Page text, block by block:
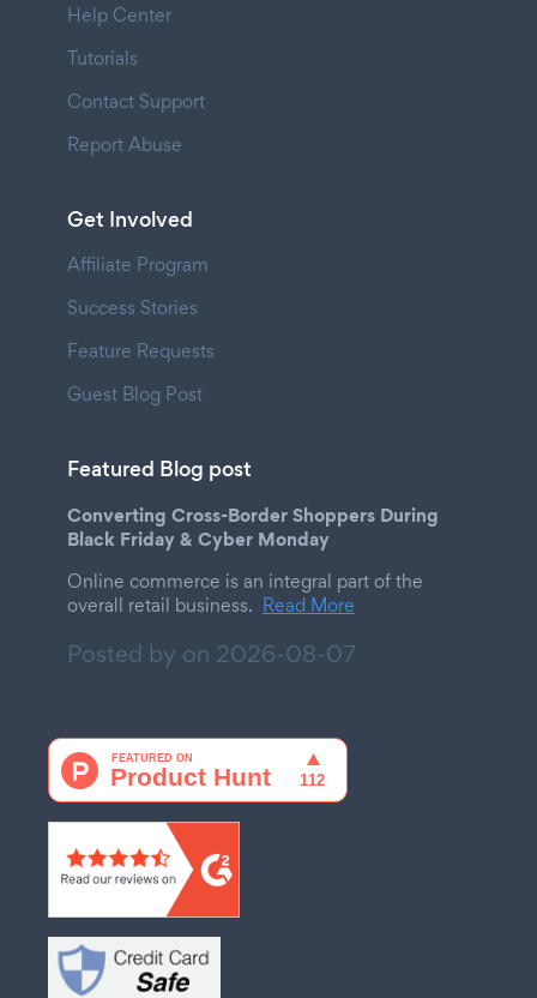
Help Center
Tutorials
Contact Support
Report Abuse
Get Involved
Affiliate Program
Success Stories
Feature Requests
Guest Blog Post
Featured Blog post
Converting Cross-Border Shoppers During
Black Friday & Cyber Monday
Online commerce is an integral part of the
overall retail business. Read More
Posted by on 2026-08-07